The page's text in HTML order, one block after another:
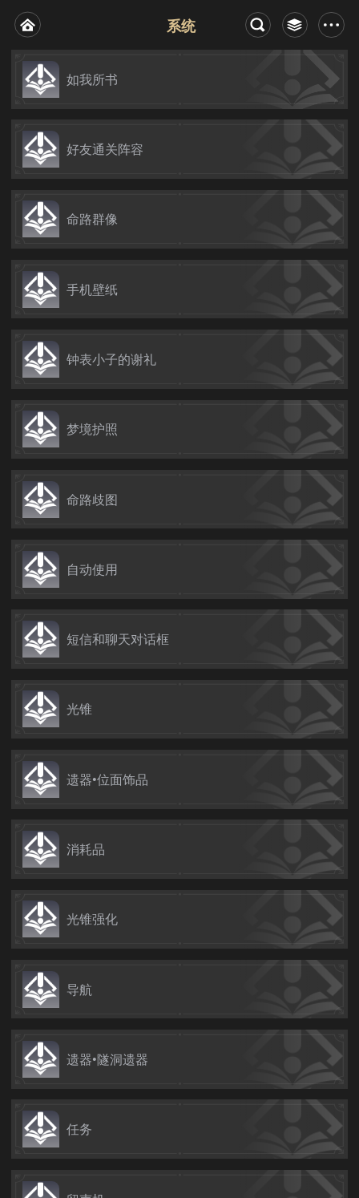
系统
如我所书
好友通关阵容
命路群像
手机壁纸
钟表小子的谢礼
梦境护照
命路歧图
自动使用
短信和聊天对话框
光锥
遗器•位面饰品
消耗品
光锥强化
导航
遗器•隧洞遗器
任务